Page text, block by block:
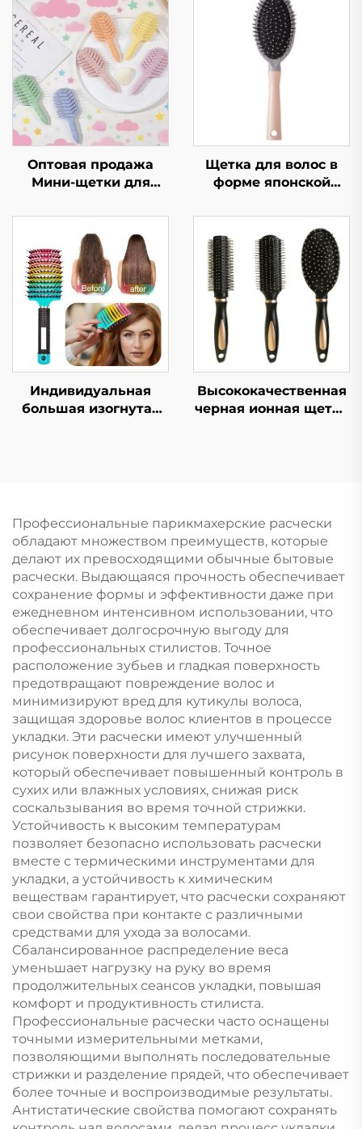
Оптовая продажа
Мини-щетки для
выпрямления
вьющихся волос для
детей Пластиковая
нейлоновая
маленькая
массажная щетка для
головы
Щетка для волос в
форме японской
ребристая, высокая
черепная, большая
изогнутая, для
укладки вьющихся
волос, комфортная,
нейлоновая, модная,
для женщин, для
домашнего
использования
Индивидуальная
большая изогнутая
ребристый логотип в
комплекте
Высококачественная
черная ионная щетка
с антистатической
ребристой
конструкцией для
укладки вьющихся
волос в салоне
Профессиональные парикмахерские расчески
обладают множеством преимуществ, которые
делают их превосходящими обычные бытовые
расчески. Выдающаяся прочность обеспечивает
сохранение формы и эффективности даже при
ежедневном интенсивном использовании, что
обеспечивает долгосрочную выгоду для
профессиональных стилистов. Точное
расположение зубьев и гладкая поверхность
предотвращают повреждение волос и
минимизируют вред для кутикулы волоса,
защищая здоровье волос клиентов в процессе
укладки. Эти расчески имеют улучшенный
рисунок поверхности для лучшего захвата,
который обеспечивает повышенный контроль в
сухих или влажных условиях, снижая риск
соскальзывания во время точной стрижки.
Устойчивость к высоким температурам
позволяет безопасно использовать расчески
вместе с термическими инструментами для
укладки, а устойчивость к химическим
веществам гарантирует, что расчески сохраняют
свои свойства при контакте с различными
средствами для ухода за волосами.
Сбалансированное распределение веса
уменьшает нагрузку на руку во время
продолжительных сеансов укладки, повышая
комфорт и продуктивность стилиста.
Профессиональные расчески часто оснащены
точными измерительными метками,
позволяющими выполнять последовательные
стрижки и разделение прядей, что обеспечивает
более точные и воспроизводимые результаты.
Антистатические свойства помогают сохранять